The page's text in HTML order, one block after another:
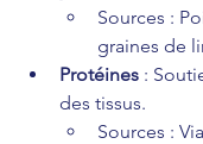
Sources :
graines de
Protéines :
des tissus.
Sources :